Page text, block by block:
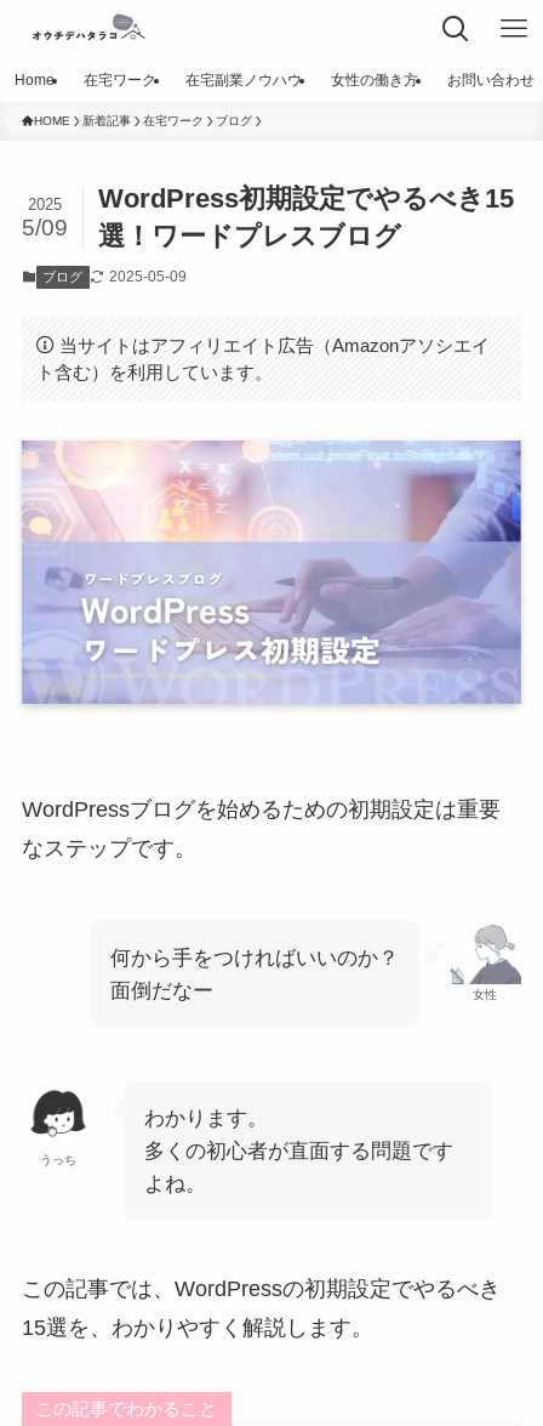
Home 在宅ワーク 在宅副業ノウハウ 女性の働き方 お問い合わせ
HOME 新着記事 在宅ワーク ブログ
WordPress初期設定でやるべき15
選！ワードプレスブログ
2025
5/09
ブログ 2025-05-09
当サイトはアフィリエイト広告（Amazonアソシエイ
ト含む）を利用しています。
WordPressブログを始めるための初期設定は重要
なステップです。
女性
何から手をつければいいのか？
面倒だなー
うっち
わかります。
多くの初心者が直面する問題です
よね。
この記事では、WordPressの初期設定でやるべき
15選を、わかりやすく解説します。
この記事でわかること